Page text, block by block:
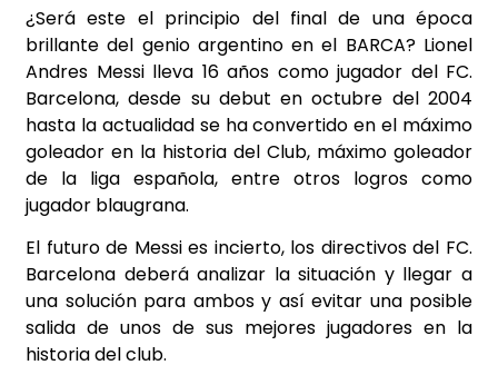
¿Será este el principio del final de una época
brillante del genio argentino en el BARCA? Lionel
Andres Messi lleva 16 años como jugador del FC.
Barcelona, desde su debut en octubre del 2004
hasta la actualidad se ha convertido en el máximo
goleador en la historia del Club, máximo goleador
de la liga española, entre otros logros como
jugador blaugrana.
El futuro de Messi es incierto, los directivos del FC.
Barcelona deberá analizar la situación y llegar a
una solución para ambos y así evitar una posible
salida de unos de sus mejores jugadores en la
historia del club.